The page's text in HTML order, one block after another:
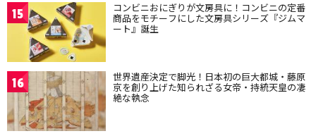
15 コンビニおにぎりが文房具に！コンビニの定番
商品をモチーフにした文房具シリーズ『ジムマ
ート』誕生
16 世界遺産決定で脚光！日本初の巨大都城・藤原
京を創り上げた知られざる女帝・持統天皇の凄
絶な執念